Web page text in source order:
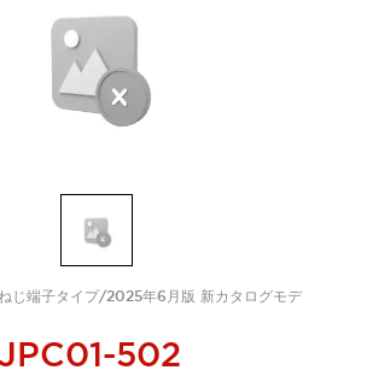
じ端子タイプ/2025年6月版 新カタログモデ
502